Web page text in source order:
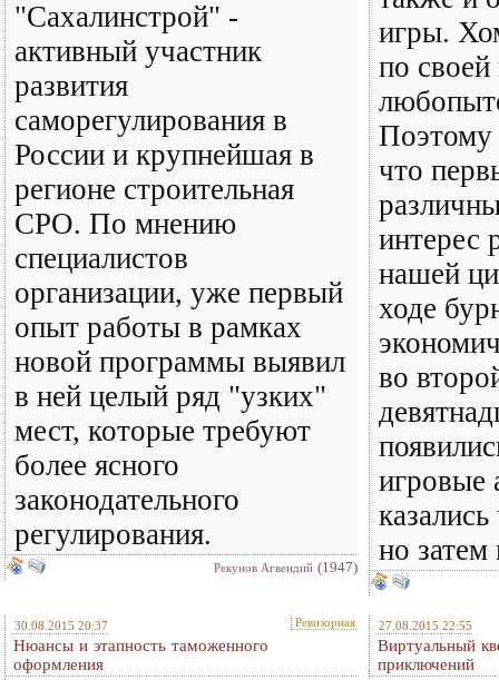
"Сахалинстрой" -
активный участник
развития
саморегулирования в
России и крупнейшая в
регионе строительная
СРО. По мнению
специалистов
организации, уже первый
опыт работы в рамках
новой программы выявил
в ней целый ряд "узких"
мест, которые требуют
более ясного
законодательного
регулирования.
Рекунов Агвендий (1947)
игры.
по своей
Поэтому
что
интерес
нашей
ходе
во
игровые
но затем
30.08.2015 20:37 Ревизорная
Нюансы и этапность таможенного
оформления
27.08.2015 22:55
Виртуальный
приключений